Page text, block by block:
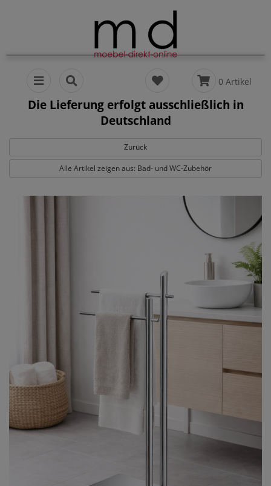
0 Artikel
Die Lieferung erfolgt ausschließlich in
Deutschland
Zurück
Alle Artikel zeigen aus: Bad- und WC-Zubehör